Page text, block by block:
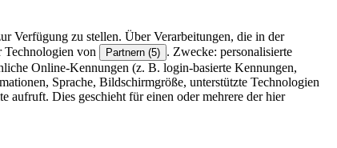
Verfügung zu stellen. Über Verarbeitungen, die in der
Technologien von Partnern (5) . Zwecke: personalisierte
Online-Kennungen (z. B. login-basierte Kennungen,
Sprache, Bildschirmgröße, unterstützte Technologien
aufruft. Dies geschieht für einen oder mehrere der hier